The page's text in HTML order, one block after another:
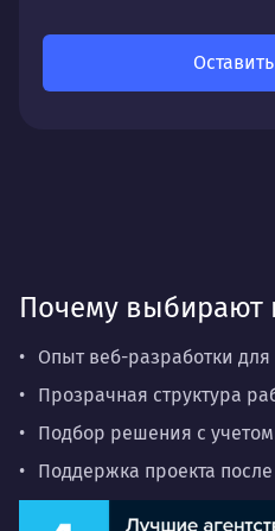
Почему выбирают
Опыт веб-разработки
Прозрачная структура
Подбор решения с
Поддержка проекта после